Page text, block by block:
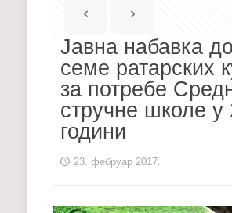
Јавна набавка
семе ратарских
за потребе
стручне школе у
години
23. фебруар 2017.